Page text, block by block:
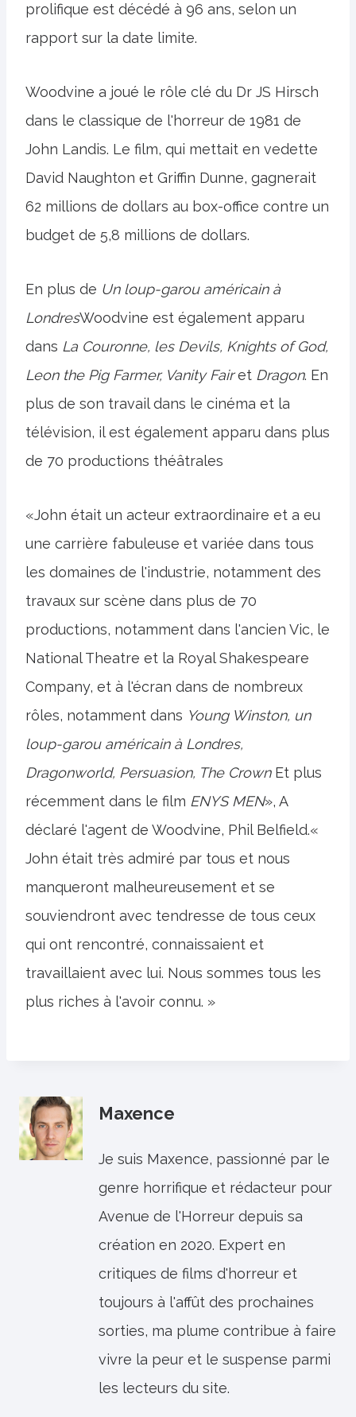
prolifique est décédé à 96 ans, selon un
rapport sur la date limite.
Woodvine a joué le rôle clé du Dr JS Hirsch
dans le classique de l'horreur de 1981 de
John Landis. Le film, qui mettait en vedette
David Naughton et Griffin Dunne, gagnerait
62 millions de dollars au box-office contre un
budget de 5,8 millions de dollars.
En plus de Un loup-garou américain à
LondresWoodvine est également apparu
dans La Couronne, les Devils, Knights of God,
Leon the Pig Farmer, Vanity Fairet Dragon. En
plus de son travail dans le cinéma et la
télévision, il est également apparu dans plus
de 70 productions théâtrales
«John était un acteur extraordinaire et a eu
une carrière fabuleuse et variée dans tous
les domaines de l'industrie, notamment des
travaux sur scène dans plus de 70
productions, notamment dans l'ancien Vic, le
National Theatre et la Royal Shakespeare
Company, et à l'écran dans de nombreux
rôles, notamment dans Young Winston, un
loup-garou américain à Londres,
Dragonworld, Persuasion, The CrownEt plus
récemment dans le film ENYS MEN», A
déclaré l'agent de Woodvine, Phil Belfield.«
John était très admiré par tous et nous
manqueront malheureusement et se
souviendront avec tendresse de tous ceux
qui ont rencontré, connaissaient et
travaillaient avec lui. Nous sommes tous les
plus riches à l'avoir connu. »
Maxence
Je suis Maxence, passionné par le
genre horrifique et rédacteur pour
Avenue de l'Horreur depuis sa
création en 2020. Expert en
critiques de films d'horreur et
toujours à l'affût des prochaines
sorties, ma plume contribue à faire
vivre la peur et le suspense parmi
les lecteurs du site.